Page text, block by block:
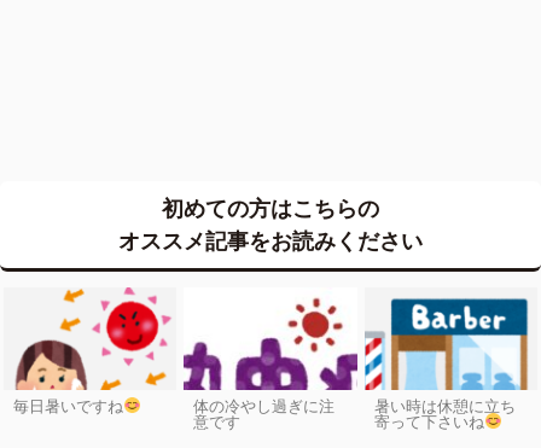
初めての方はこちらの
オススメ記事をお読みください
毎日暑いですね 体の冷やし過ぎに注
意です
暑い時は休憩に立ち
寄って下さいね